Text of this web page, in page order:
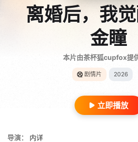
离婚后，我
金瞳
本片由茶杯狐cupfox提
剧情片 2026
立即播放
导演：
内详